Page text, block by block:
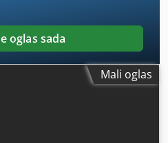
oglas sada
Mali oglas